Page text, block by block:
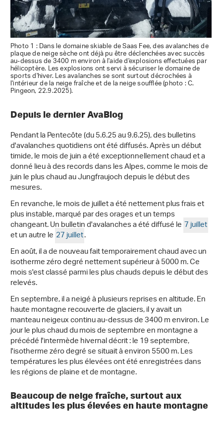
Photo 1 : Dans le domaine skiable de Saas Fee, des avalanches de
plaque de neige sèche ont déjà pu être déclenchées avec succès
au-dessus de 3400 m environ à l'aide d'explosions effectuées par
hélicoptère. Les explosions ont servi à sécuriser le domaine de
sports d'hiver. Les avalanches se sont surtout décrochées à
l'intérieur de la neige fraîche et de la neige soufflée (photo : C.
Pingeon, 22.9.2025).
Depuis le dernier AvaBlog
Pendant la Pentecôte (du 5.6.25 au 9.6.25), des bulletins
d'avalanches quotidiens ont été diffusés. Après un début
timide, le mois de juin a été exceptionnellement chaud et a
donné lieu à des records dans les Alpes, comme le mois de
juin le plus chaud au Jungfraujoch depuis le début des
mesures.
En revanche, le mois de juillet a été nettement plus frais et
plus instable, marqué par des orages et un temps
changeant. Un bulletin d'avalanches a été diffusé le7 juillet
et un autre le 27 juillet.
En août, il a de nouveau fait temporairement chaud avec un
isotherme zéro degré nettement supérieur à 5000 m. Ce
mois s'est classé parmi les plus chauds depuis le début des
relevés.
En septembre, il a neigé à plusieurs reprises en altitude. En
haute montagne recouverte de glaciers, il y avait un
manteau neigeux continu au-dessus de 3400 m environ. Le
jour le plus chaud du mois de septembre en montagne a
précédé l'intermède hivernal décrit : le 19 septembre,
l'isotherme zéro degré se situait à environ 5500 m. Les
températures les plus élevées ont été enregistrées dans
les régions de plaine et de montagne.
Beaucoup de neige fraîche, surtout aux
altitudes les plus élevées en haute montagne